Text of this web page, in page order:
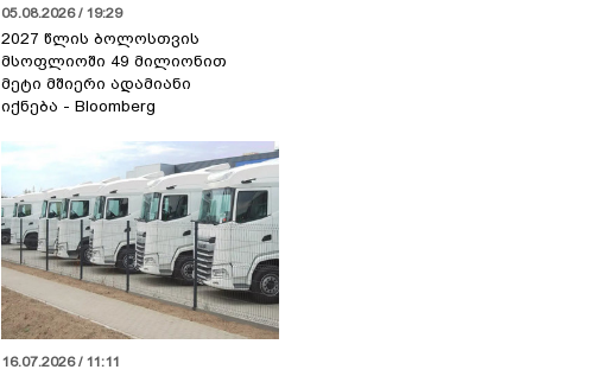
05.08.2026 / 19:29
2027 წლის ბოლოსთვის
მსოფლიოში 49 მილიონით
მეტი მშიერი ადამიანი
იქნება - Bloomberg
16.07.2026 / 11:11